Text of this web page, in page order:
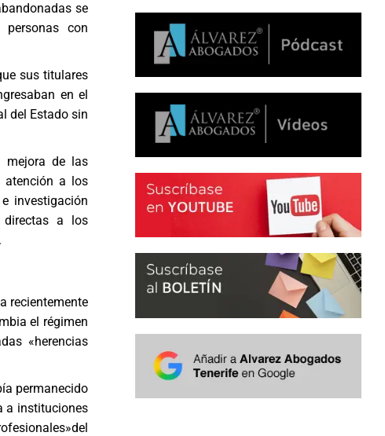
se
con
sus titulares
en el
del Estado sin
mejora de las
atención a los
investigación
directas a los
recientemente
el régimen
«herencias
permanecido
a instituciones